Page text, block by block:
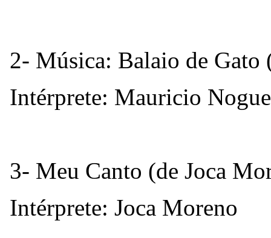
2- Música: Balaio de
Intérprete: Mauricio
3- Meu Canto (de Joca
Intérprete: Joca Moreno